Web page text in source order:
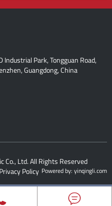
Industrial Park, Tongguan Road,
Guangdong, China
Co., Ltd.All Rights Reserved
Powered by: yinqingli.com
Privacy Policy
